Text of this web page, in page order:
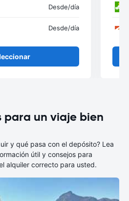
Desde/día
Desde/día
para un viaje bien
y qué pasa con el depósito? Lea
útil y consejos para
alquiler correcto para usted.